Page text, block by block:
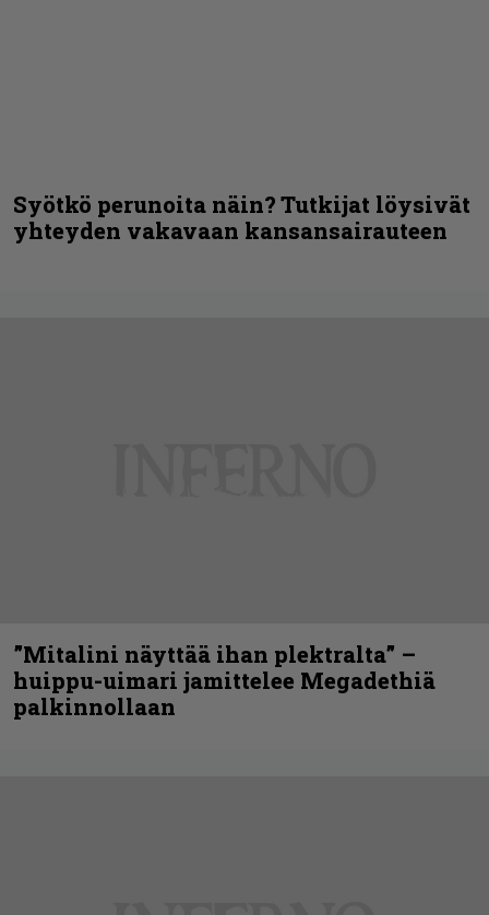
Syötkö perunoita näin? Tutkijat löysivät
yhteyden vakavaan kansansairauteen
”Mitalini näyttää ihan plektralta” –
huippu-uimari jamittelee Megadethiä
palkinnollaan